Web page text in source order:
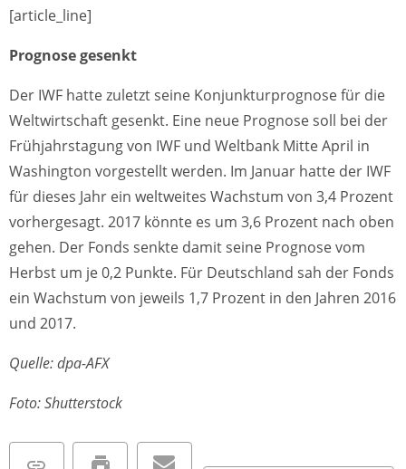
[article_line]
Prognose gesenkt
Der IWF hatte zuletzt seine Konjunkturprognose für die
Weltwirtschaft gesenkt. Eine neue Prognose soll bei der
Frühjahrstagung von IWF und Weltbank Mitte April in
Washington vorgestellt werden. Im Januar hatte der IWF
für dieses Jahr ein weltweites Wachstum von 3,4 Prozent
vorhergesagt. 2017 könnte es um 3,6 Prozent nach oben
gehen. Der Fonds senkte damit seine Prognose vom
Herbst um je 0,2 Punkte. Für Deutschland sah der Fonds
ein Wachstum von jeweils 1,7 Prozent in den Jahren 2016
und 2017.
Quelle: dpa-AFX
Foto: Shutterstock